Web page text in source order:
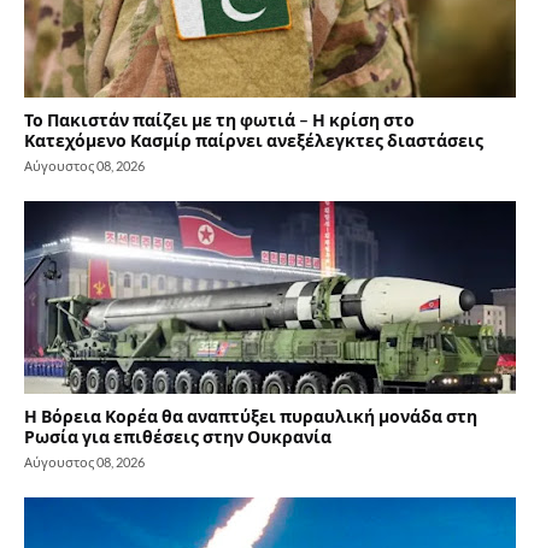
Το Πακιστάν παίζει με τη φωτιά – Η κρίση στο
Κατεχόμενο Κασμίρ παίρνει ανεξέλεγκτες διαστάσεις
Αύγουστος 08, 2026
Η Βόρεια Κορέα θα αναπτύξει πυραυλική μονάδα στη
Ρωσία για επιθέσεις στην Ουκρανία
Αύγουστος 08, 2026